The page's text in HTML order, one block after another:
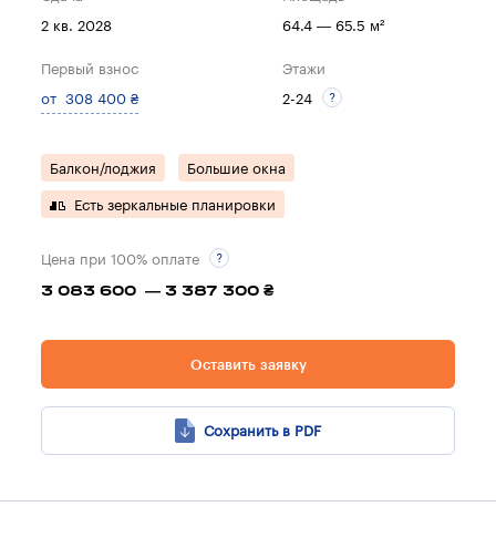
2 кв. 2028 64.4 — 65.5 м²
Первый взнос
от 308 400 ₴
Этажи
2-24
Балкон/лоджия Большие окна
Есть зеркальные планировки
Цена при 100% оплате
3 083 600 — 3 387 300 ₴
Оставить заявку
Сохранить в PDF